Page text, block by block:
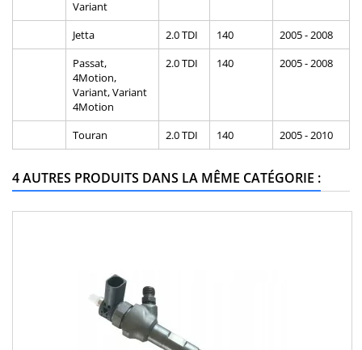
Variant
Jetta
2.0 TDI 140
2005 - 2008
Passat,
4Motion,
Variant, Variant
4Motion
2.0 TDI 140 2005 - 2008
Touran 2.0 TDI 140 2005 - 2010
4 AUTRES PRODUITS DANS LA MÊME CATÉGORIE :